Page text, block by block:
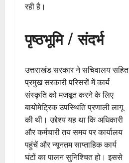
रही है।
पृष्ठभूमि / संदर्भ
उत्तराखंड सरकार ने सचिवालय सहित
प्रमुख सरकारी परिसरों में कार्य
संस्कृति को मजबूत करने के लिए
बायोमेट्रिक उपस्थिति प्रणाली लागू
की थी। उद्देश्य यह था कि अधिकारी
और कर्मचारी तय समय पर कार्यालय
पहुंचें और न्यूनतम साप्ताहिक कार्य
घंटों का पालन सुनिश्चित हो। इससे